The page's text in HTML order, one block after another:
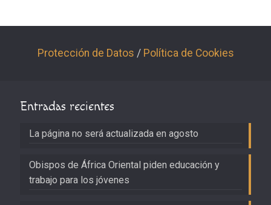
Protección de Datos / Política de Cookies
Entradas recientes
La página no será actualizada en agosto
Obispos de África Oriental piden educación y
trabajo para los jóvenes